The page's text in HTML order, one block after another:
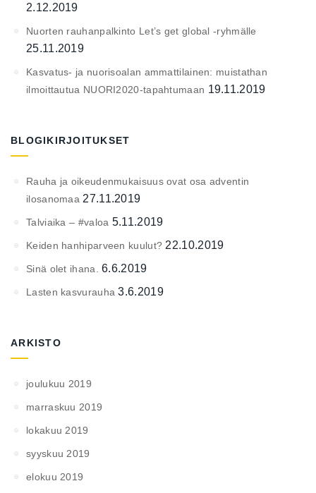
2.12.2019
Nuorten rauhanpalkinto Let’s get global -ryhmälle
25.11.2019
Kasvatus- ja nuorisoalan ammattilainen: muistathan
ilmoittautua NUORI2020-tapahtumaan 19.11.2019
BLOGIKIRJOITUKSET
Rauha ja oikeudenmukaisuus ovat osa adventin
ilosanomaa 27.11.2019
Talviaika – #valoa 5.11.2019
Keiden hanhiparveen kuulut? 22.10.2019
Sinä olet ihana. 6.6.2019
Lasten kasvurauha 3.6.2019
ARKISTO
joulukuu 2019
marraskuu 2019
lokakuu 2019
syyskuu 2019
elokuu 2019